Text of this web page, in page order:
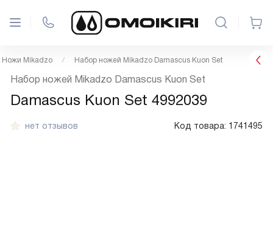
Ножи Mikadzo Набор ножей Mikadzo Damascus Kuon Set
нет отзывов Код товара: 1741495
Набор ножей Mikadzo Damascus Kuon Set
Damascus Kuon Set 4992039